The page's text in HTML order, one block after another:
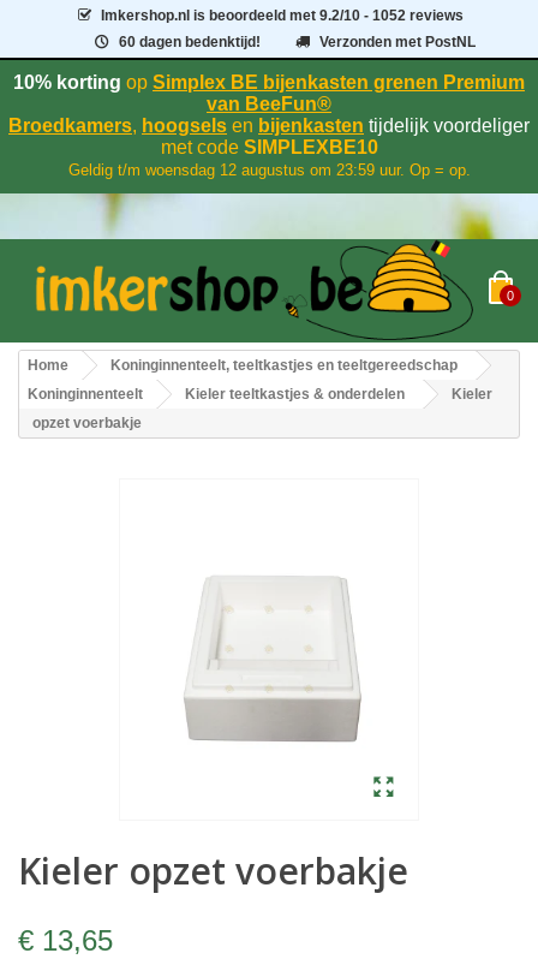
Imkershop.nl is beoordeeld met9.2/10 - 1052 reviews
60 dagen bedenktijd!
Verzonden met PostNL
10% korting op Simplex BE bijenkasten grenen Premium
van BeeFun®
Broedkamers, hoogsels en bijenkasten tijdelijk voordeliger
met codeSIMPLEXBE10
Geldig t/m woensdag 12 augustus om 23:59 uur. Op = op.
0
Home
Koninginnenteelt, teeltkastjes en teeltgereedschap
Koninginnenteelt
Kieler teeltkastjes & onderdelen
Kieler
opzet voerbakje
Kieler opzet voerbakje
€ 13,65